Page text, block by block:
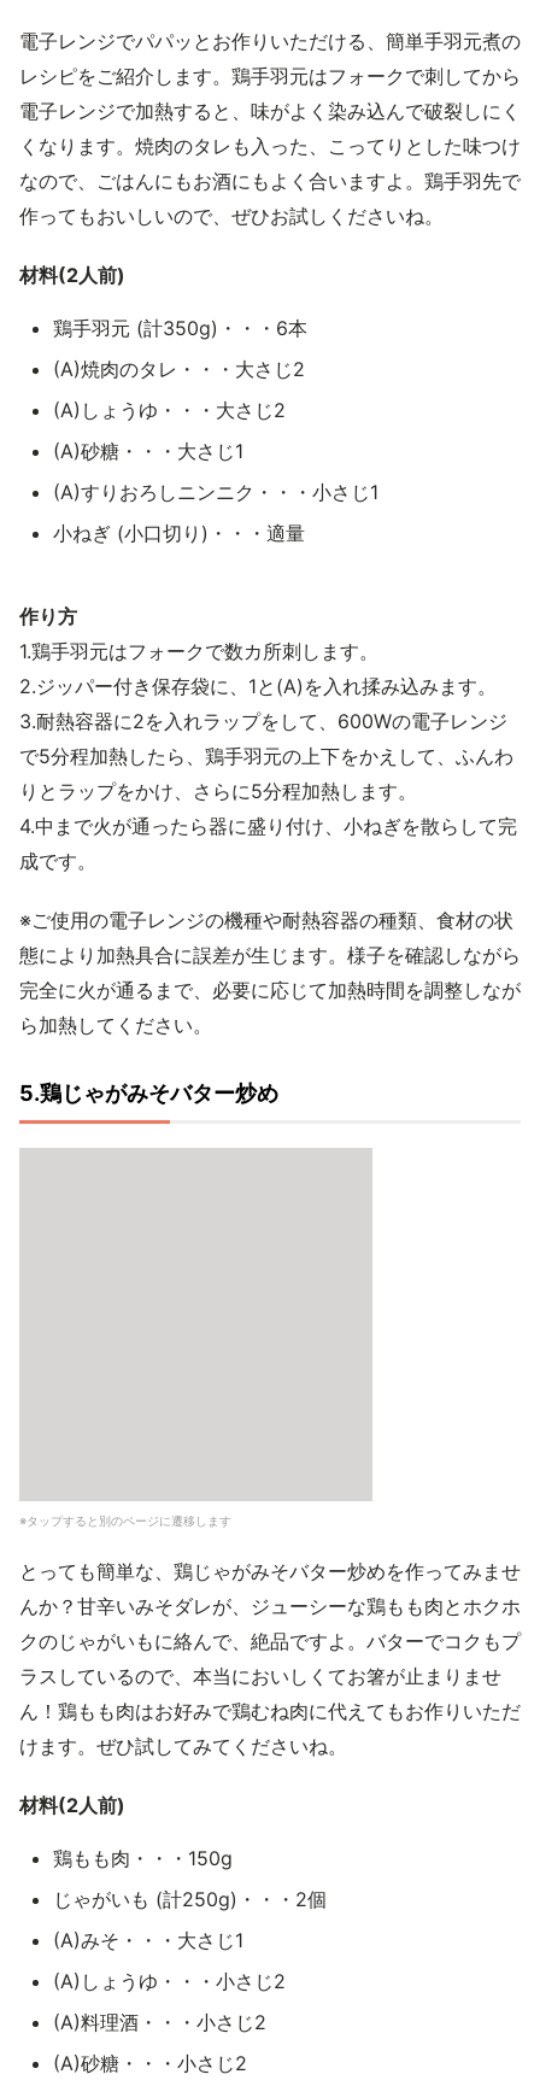
電子レンジでパパッとお作りいただける、簡単手羽元煮の
レシピをご紹介します。鶏手羽元はフォークで刺してから
電子レンジで加熱すると、味がよく染み込んで破裂しにく
くなります。焼肉のタレも入った、こってりとした味つけ
なので、ごはんにもお酒にもよく合いますよ。鶏手羽先で
作ってもおいしいので、ぜひお試しくださいね。
材料(2人前)
鶏手羽元 (計350g)・・・6本
(A)焼肉のタレ・・・大さじ2
(A)しょうゆ・・・大さじ2
(A)砂糖・・・大さじ1
(A)すりおろしニンニク・・・小さじ1
小ねぎ (小口切り)・・・適量
作り方
1.鶏手羽元はフォークで数カ所刺します。
2.ジッパー付き保存袋に、1と(A)を入れ揉み込みます。
3.耐熱容器に2を入れラップをして、600Wの電子レンジ
で5分程加熱したら、鶏手羽元の上下をかえして、ふんわ
りとラップをかけ、さらに5分程加熱します。
4.中まで火が通ったら器に盛り付け、小ねぎを散らして完
成です。
※ご使用の電子レンジの機種や耐熱容器の種類、食材の状
態により加熱具合に誤差が生じます。様子を確認しながら
完全に火が通るまで、必要に応じて加熱時間を調整しなが
ら加熱してください。
5.鶏じゃがみそバター炒め
※タップすると別のページに遷移します
とっても簡単な、鶏じゃがみそバター炒めを作ってみませ
んか？甘辛いみそダレが、ジューシーな鶏もも肉とホクホ
クのじゃがいもに絡んで、絶品ですよ。バターでコクもプ
ラスしているので、本当においしくてお箸が止まりませ
ん！鶏もも肉はお好みで鶏むね肉に代えてもお作りいただ
けます。ぜひ試してみてくださいね。
材料(2人前)
鶏もも肉・・・150g
じゃがいも (計250g)・・・2個
(A)みそ・・・大さじ1
(A)しょうゆ・・・小さじ2
(A)料理酒・・・小さじ2
(A)砂糖・・・小さじ2